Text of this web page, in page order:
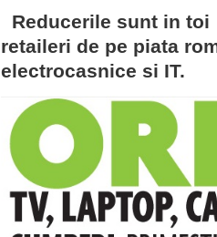
Reducerile sunt in
retaileri de pe piata
electrocasnice si IT.